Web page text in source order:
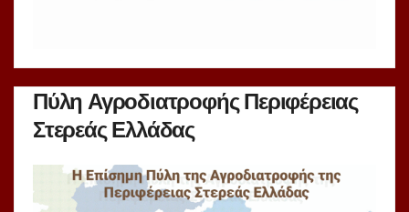
Πύλη Αγροδιατροφής Περιφέρειας
Στερεάς Ελλάδας